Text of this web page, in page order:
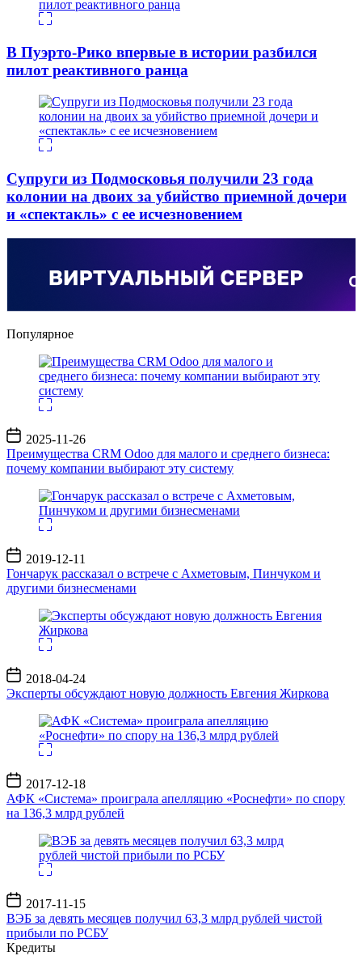
В Пуэрто-Рико впервые в истории разбился
пилот реактивного ранца
Супруги из Подмосковья получили 23 года
колонии на двоих за убийство приемной дочери
и «спектакль» с ее исчезновением
Популярное
Дата
записи
2025-11-26
Преимущества CRM Odoo для малого и среднего бизнеса:
почему компании выбирают эту систему
Дата
записи
2019-12-11
Гончарук рассказал о встрече с Ахметовым, Пинчуком и
другими бизнесменами
Дата
записи
2018-04-24
Эксперты обсуждают новую должность Евгения Жиркова
Дата
записи
2017-12-18
АФК «Система» проиграла апелляцию «Роснефти» по спору
на 136,3 млрд рублей
Дата
записи
2017-11-15
ВЭБ за девять месяцев получил 63,3 млрд рублей чистой
прибыли по РСБУ
Кредиты